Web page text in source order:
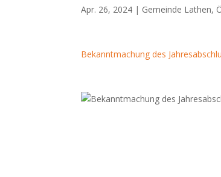
Apr. 26, 2024 | Gemeinde Lathen,
Bekanntmachung des